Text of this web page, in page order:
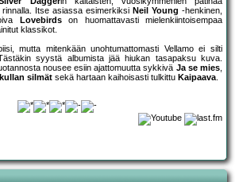
Itse asiassa esimerkiksi Neil Young -henkinen,
Lovebirdson huomattavasti mielenkiintoisempaa
klassikot.
mutta mitenkään unohtumattomasti Vellamo ei silti
syystä albumista jää hiukan tasapaksu kuva.
nousee esiin ajattomuutta sykkivä Ja se mies,
silmät sekä hartaan kaihoisasti tulkittu Kaipaava.